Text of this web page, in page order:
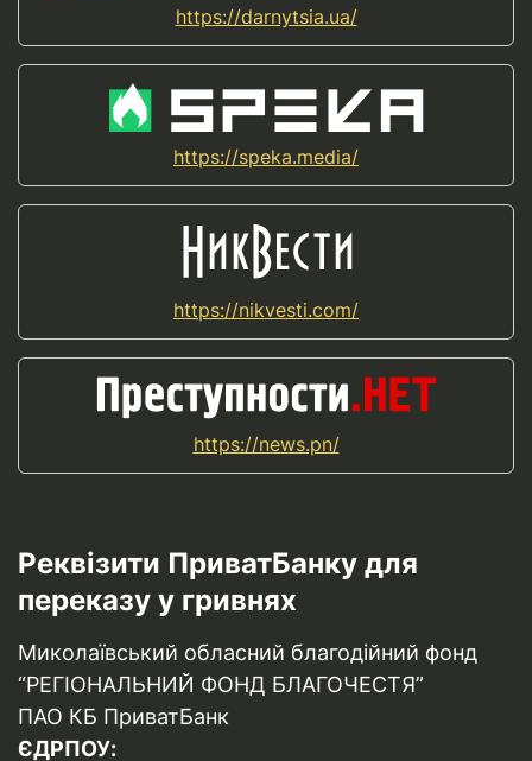
https://darnytsia.ua/
https://speka.media/
https://nikvesti.com/
https://news.pn/
Реквізити ПриватБанку для
переказу у гривнях
Миколаївський обласний благодійний фонд
“РЕГІОНАЛЬНИЙ ФОНД БЛАГОЧЕСТЯ”
ПАО КБ ПриватБанк
ЄДРПОУ: